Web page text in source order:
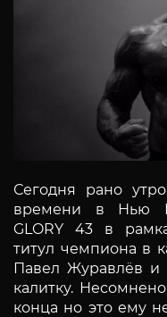
Сегодня рано
времени в Нью
GLORY 43 в
титул чемпиона в
Павел Журавлёв и
калитку.
конца но это ему